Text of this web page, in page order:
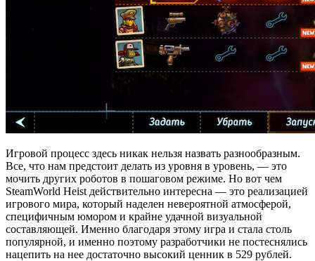
Игровой процесс здесь никак нельзя назвать разнообразным.
Все, что нам предстоит делать из уровня в уровень, — это
мочить других роботов в пошаговом режиме. Но вот чем
SteamWorld Heist действительно интересна — это реализацией
игрового мира, который наделен невероятной атмосферой,
специфичным юмором и крайне удачной визуальной
составляющей. Именно благодаря этому игра и стала столь
популярной, и именно поэтому разработчики не постеснялись
нацепить на нее достаточно высокий ценник в 529 рублей.